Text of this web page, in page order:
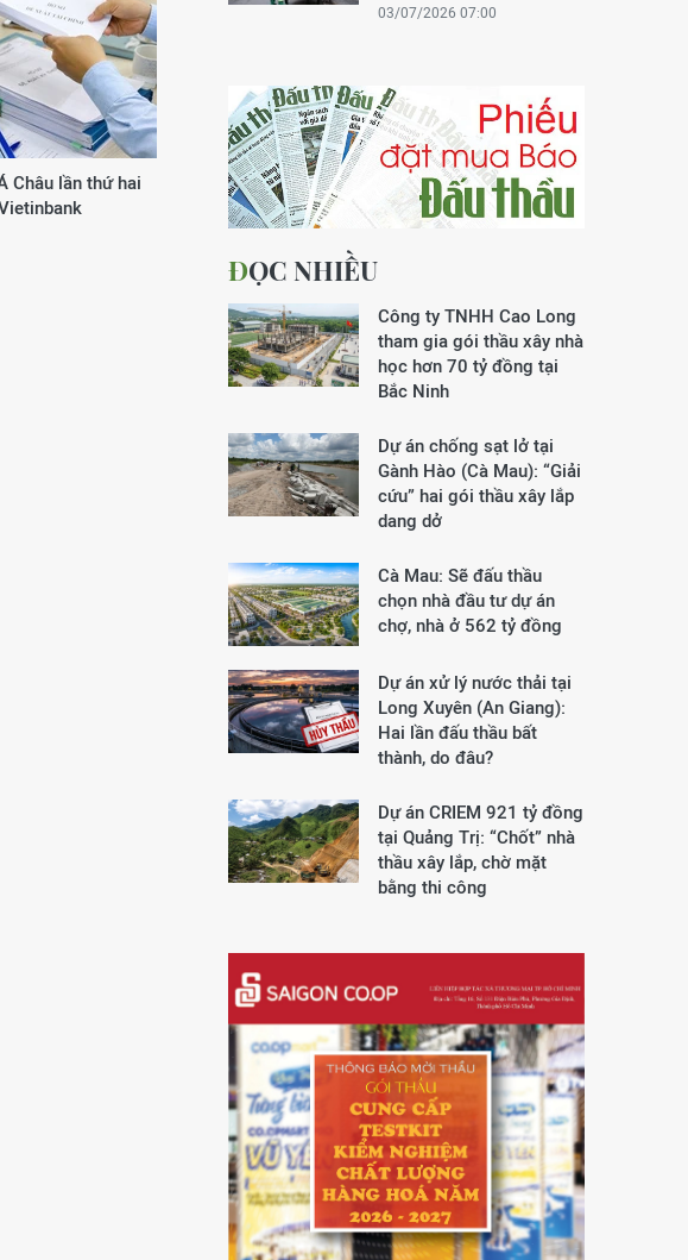
lần thứ hai
03/07/2026 07:00
ĐỌC NHIỀU
Công ty TNHH Cao Long
tham gia gói thầu xây nhà
học hơn 70 tỷ đồng tại
Bắc Ninh
Dự án chống sạt lở tại
Gành Hào (Cà Mau): “Giải
cứu” hai gói thầu xây lắp
dang dở
Cà Mau: Sẽ đấu thầu
chọn nhà đầu tư dự án
chợ, nhà ở 562 tỷ đồng
Dự án xử lý nước thải tại
Long Xuyên (An Giang):
Hai lần đấu thầu bất
thành, do đâu?
Dự án CRIEM 921 tỷ đồng
tại Quảng Trị: “Chốt” nhà
thầu xây lắp, chờ mặt
bằng thi công